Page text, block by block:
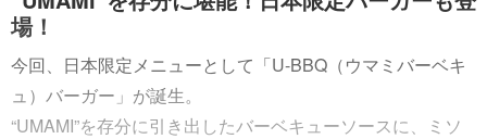
場！
今回、日本限定メニューとして「U-BBQ（ウマミバーベキ
ュ）バーガー」が誕生。
“UMAMI”を存分に引き出したバーベキューソースに、ミソ